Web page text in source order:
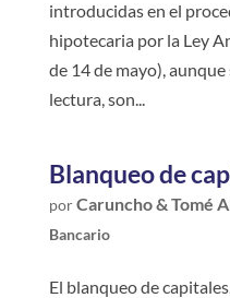
introducidas en el
hipotecaria por la Ley
de 14 de mayo),
lectura, son...
Blanqueo de
porCaruncho & Tomé
Bancario
El blanqueo de